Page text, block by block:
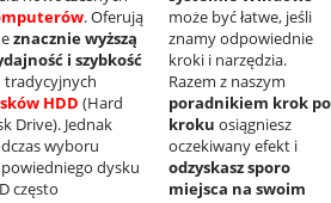
. Oferują
znacznie wyższą
i szybkość
tradycyjnych
HDD (Hard
Drive). Jednak
wyboru
dysku
często
może być łatwe, jeśli
znamy odpowiednie
kroki i narzędzia.
Razem z naszym
poradnikiem krok po
kroku osiągniesz
oczekiwany efekt i
odzyskasz sporo
miejsca na swoim